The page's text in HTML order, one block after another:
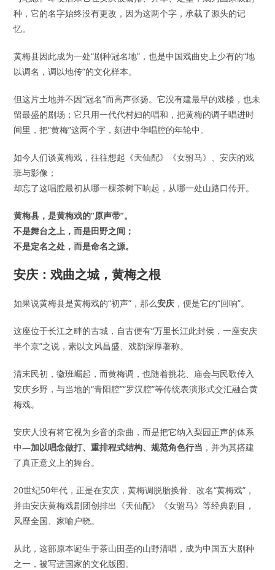
种，它的名字始终没有更改，因为这两个字，承载了源头的记
忆。
黄梅县因此成为一处“剧种冠名地”，也是中国戏曲史上少有的“地
以调名，调以地传”的文化样本。
但这片土地并不因“冠名”而高声张扬。它没有建最早的戏楼，也未
留最盛的剧场；它只用一代代村妇的唱和，把黄梅的调子唱进时
间里，把“黄梅”这两个字，刻进中华唱腔的年轮中。
如今人们谈黄梅戏，往往想起《天仙配》《女驸马》、安庆的戏
班与影像；
却忘了这唱腔最初从哪一棵茶树下响起，从哪一处山路口传开。
黄梅县，是黄梅戏的“原声带”。
不是舞台之上，而是田野之间；
不是定名之处，而是命名之源。
安庆：戏曲之城，黄梅之根
如果说黄梅县是黄梅戏的“初声”，那么安庆 ，便是它的“回响”。
这座位于长江之畔的古城，自古便有“万里长江此封侯，一座安庆
半个京”之说，素以文风昌盛、戏韵深厚著称。
清末民初，徽班崛起，而黄梅调，也随着挑花、庙会与民歌传入
安庆乡野，与当地的“青阳腔”“罗汉腔”等传统表演形式交汇融合黄
梅戏。
安庆人没有将它视为乡音的杂曲，而是把它纳入梨园正声的体系
中—加以唱念做打、重排程式结构、规范角色行当 ，并为其搭建
了真正意义上的舞台。
20世纪50年代，正是在安庆，黄梅调脱胎换骨、改名“黄梅戏”，
并由安庆黄梅戏剧团创排出《天仙配》《女驸马》等经典剧目，
风靡全国、家喻户晓。
从此，这部原本诞生于茶山田垄的山野清唱，成为中国五大剧种
之一，被写进国家的文化版图。